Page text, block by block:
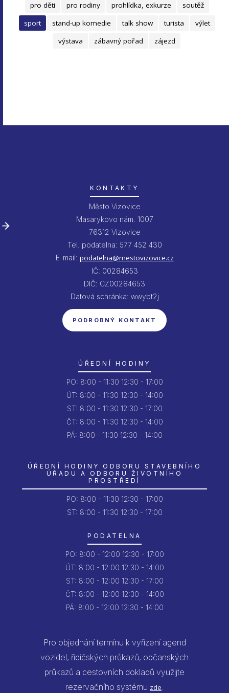
pro děti
pro rodiny prohlídka, exkurze
soutěž
sport
stand-up komedie talk show turista
výlet
výstava
zábavný pořad zájezd
KONTAKTY
Město Vizovice
Masarykovo nám. 1007
76312 Vizovice
Tel. podatelna: 577 452 430
E-mail: podatelna@mestovizovice.cz
IČ: 00284653
DIČ: CZ00284653
Datová schránka: wwybt2j
PODROBNÝ KONTAKT
ÚŘEDNÍ HODINY
PO: 8:00 - 11:30 12:30 - 17:00
ÚT: 8:00 - 11:30 12:30 - 14:00
ST: 8:00 - 11:30 12:30 - 17:00
ČT: 8:00 - 11:30 12:30 - 14:00
PÁ: 8:00 - 11:30 12:30 - 14:00
ÚŘEDNÍ HODINY ODBORU STAVEBNÍHO
ÚŘADU A ODBORU ŽIVOTNÍHO
PROSTŘEDÍ
PO: 8:00 - 11:30 12:30 - 17:00
ST: 8:00 - 11:30 12:30 - 17:00
PODATELNA
PO: 8:00 - 12:00 12:30 - 17:00
ÚT: 8:00 - 12:00 12:30 - 14:00
ST: 8:00 - 12:00 12:30 - 17:00
ČT: 8:00 - 12:00 12:30 - 14:00
PÁ: 8:00 - 12:00 12:30 - 14:00
Pro objednání termínu k vyřízení agend
vozidel, řidičských průkazů, občanských
průkazů a cestovních dokladů využijte
rezervačního systému zde.